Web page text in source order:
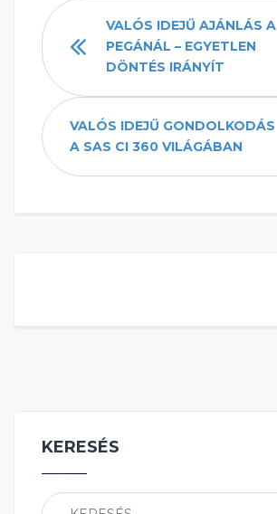
VALÓS IDEJŰ AJÁNLÁS A
PEGÁNÁL – EGYETLEN
DÖNTÉS IRÁNYÍT
VALÓS IDEJŰ GONDOLKODÁS
A SAS CI 360 VILÁGÁBAN
KERESÉS